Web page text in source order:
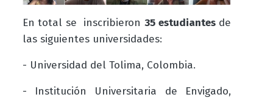
En total se inscribieron 35 estudiantesde
las siguientes universidades:
- Universidad del Tolima, Colombia.
- Institución Universitaria de Envigado,